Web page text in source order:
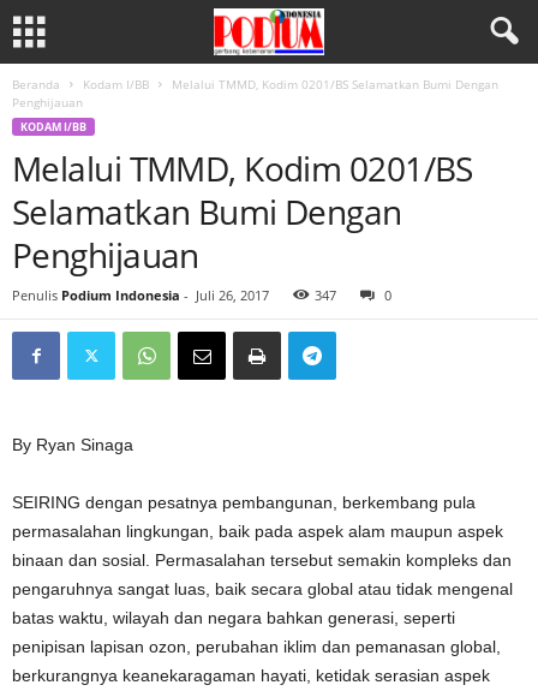
Beranda Kodam I/BB
Melalui TMMD, Kodim 0201/BS Selamatkan Bumi Dengan
Penghijauan
KODAM I/BB
Melalui TMMD, Kodim 0201/BS
Selamatkan Bumi Dengan
Penghijauan
Penulis Podium Indonesia - Juli 26, 2017 347 0
By Ryan Sinaga
SEIRING dengan pesatnya pembangunan, berkembang pula
permasalahan lingkungan, baik pada aspek alam maupun aspek
binaan dan sosial. Permasalahan tersebut semakin kompleks dan
pengaruhnya sangat luas, baik secara global atau tidak mengenal
batas waktu, wilayah dan negara bahkan generasi, seperti
penipisan lapisan ozon, perubahan iklim dan pemanasan global,
berkurangnya keanekaragaman hayati, ketidak serasian aspek